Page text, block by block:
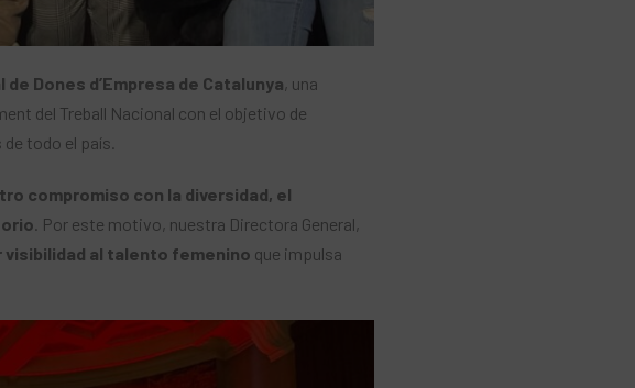
Dones d’Empresa de Catalunya, una
del Treball Nacional con el objetivo de
todo el país.
compromiso con la diversidad, el
. Por este motivo, nuestra Directora General,
visibilidad al talento femenino que impulsa